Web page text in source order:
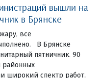
вышли на
в Брянске
все
В Брянске
пятничник. 90
районных
широкий спектр работ.